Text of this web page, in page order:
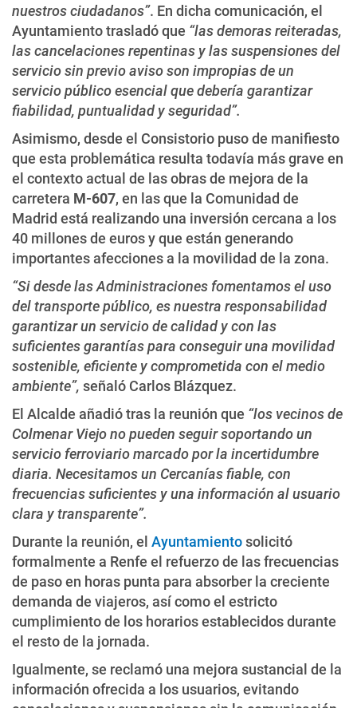
nuestros ciudadanos”. En dicha comunicación, el
Ayuntamiento trasladó que “las demoras reiteradas,
las cancelaciones repentinas y las suspensiones del
servicio sin previo aviso son impropias de un
servicio público esencial que debería garantizar
fiabilidad, puntualidad y seguridad”.
Asimismo, desde el Consistorio puso de manifiesto
que esta problemática resulta todavía más grave en
el contexto actual de las obras de mejora de la
carretera M-607, en las que la Comunidad de
Madrid está realizando una inversión cercana a los
40 millones de euros y que están generando
importantes afecciones a la movilidad de la zona.
“Si desde las Administraciones fomentamos el uso
del transporte público, es nuestra responsabilidad
garantizar un servicio de calidad y con las
suficientes garantías para conseguir una movilidad
sostenible, eficiente y comprometida con el medio
ambiente”, señaló Carlos Blázquez.
El Alcalde añadió tras la reunión que “los vecinos de
Colmenar Viejo no pueden seguir soportando un
servicio ferroviario marcado por la incertidumbre
diaria. Necesitamos un Cercanías fiable, con
frecuencias suficientes y una información al usuario
clara y transparente”.
Durante la reunión, el Ayuntamientosolicitó
formalmente a Renfe el refuerzo de las frecuencias
de paso en horas punta para absorber la creciente
demanda de viajeros, así como el estricto
cumplimiento de los horarios establecidos durante
el resto de la jornada.
Igualmente, se reclamó una mejora sustancial de la
información ofrecida a los usuarios, evitando